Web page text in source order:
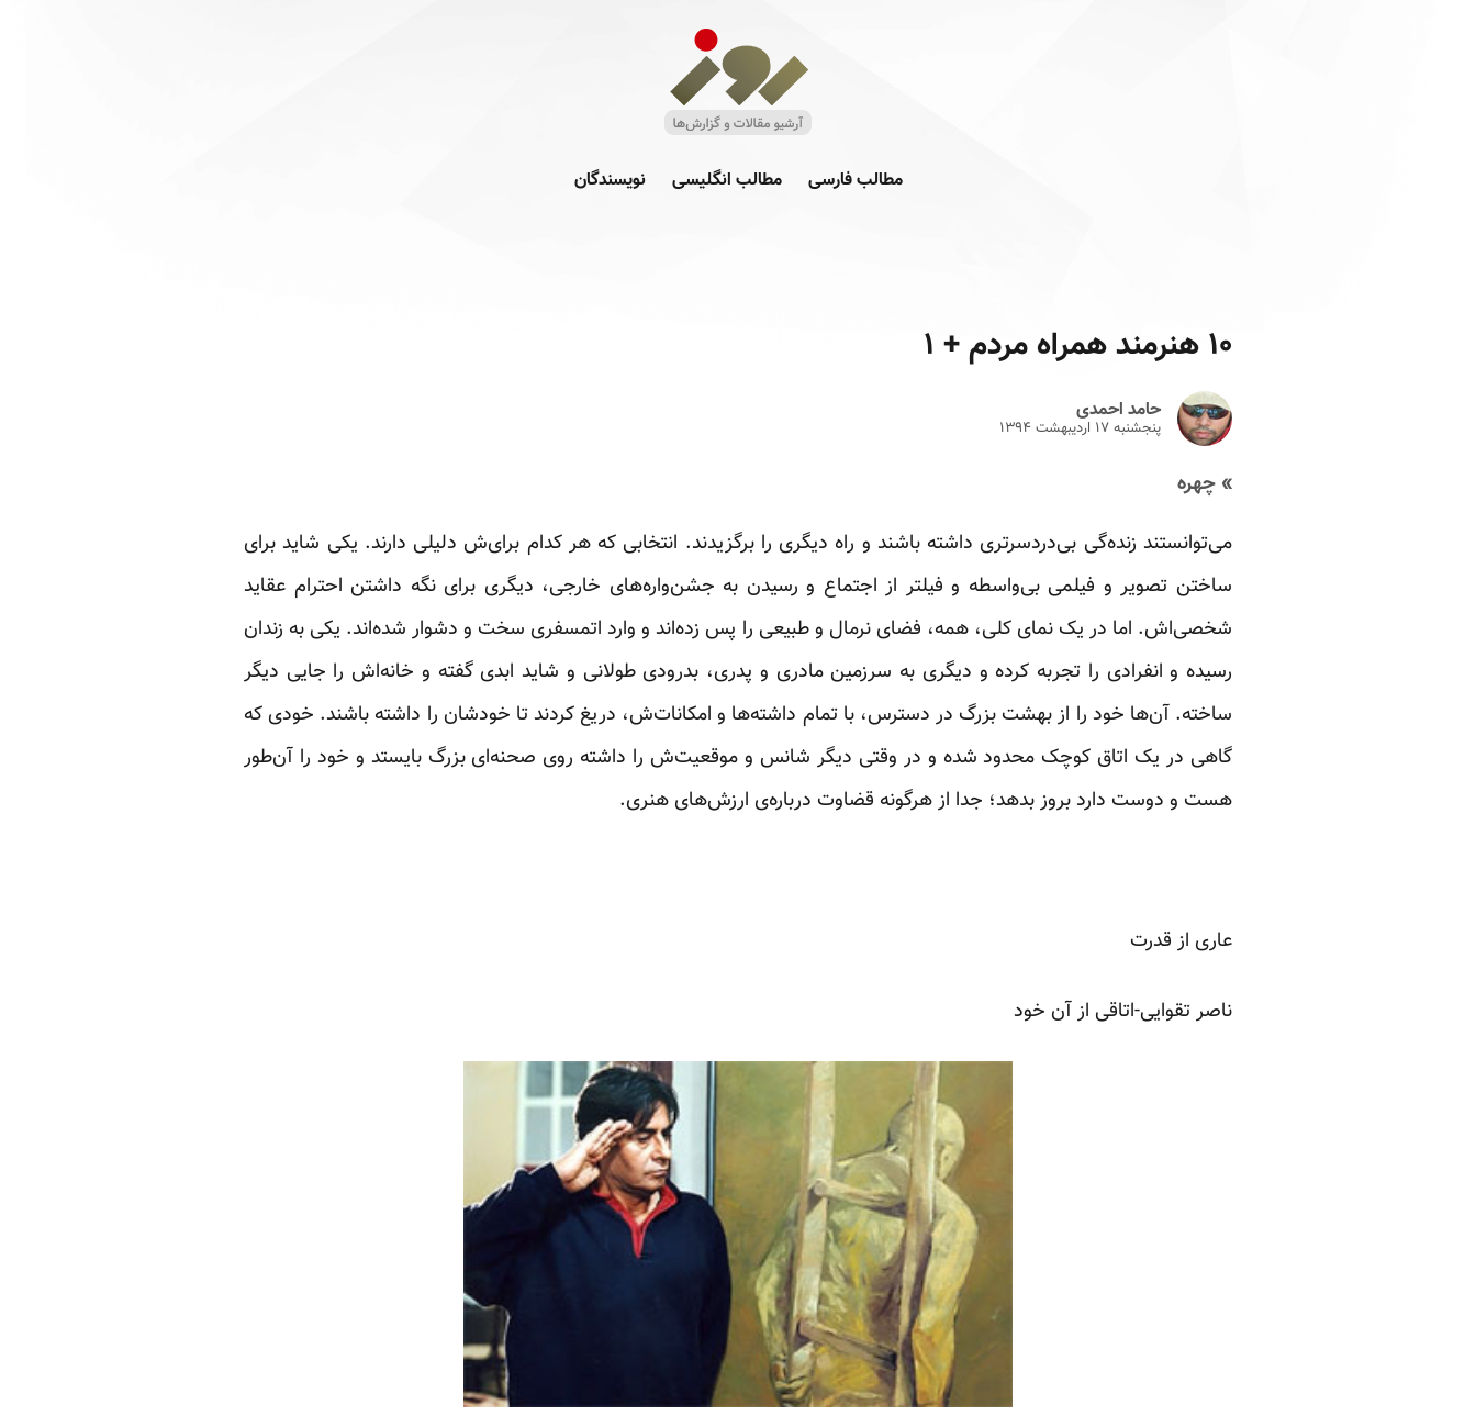
مطالب فارسی مطالب انگلیسی نویسندگان
۱۰ هنرمند همراه مردم + ۱
حامد احمدی
پنجشنبه ۱۷ ارديبهشت ۱۳۹۴
» چهره
می‌توانستند زنده‌گی بی‌دردسرتری داشته باشند و راه دیگری را برگزیدند. انتخابی که هر کدام برای‌ش دلیلی دارند. یکی شاید برای
ساختن تصویر و فیلمی بی‌واسطه و فیلتر از اجتماع و رسیدن به جشن‌واره‌های خارجی، دیگری برای نگه داشتن احترام عقاید
شخصی‌اش. اما در یک نمای کلی، همه، فضای نرمال و طبیعی را پس زده‌اند و وارد اتمسفری سخت و دشوار شده‌اند. یکی به زندان
رسیده و انفرادی را تجربه کرده و دیگری به سرزمین مادری و پدری، بدرودی طولانی و شاید ابدی گفته و خانه‌اش را جایی دیگر
ساخته. آن‌ها خود را از بهشت بزرگ در دسترس، با تمام داشته‌ها و امکانات‌ش، دریغ کردند تا خودشان را داشته باشند. خودی که
گاهی در یک اتاق کوچک محدود شده و در وقتی دیگر شانس و موقعیت‌ش را داشته روی صحنه‌ای بزرگ بایستد و خود را آن‌طور
هست و دوست دارد بروز بدهد؛ جدا از هرگونه قضاوت درباره‌ی ارزش‌های هنری.
عاری از قدرت
ناصر تقوایی-اتاقی از آن خود